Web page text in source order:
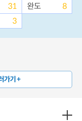
31 완도
8
3
가기 +